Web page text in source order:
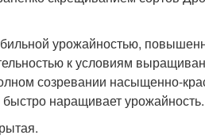
урожайностью,
к условиям
созревании насыщенно-
наращивает урожайность.